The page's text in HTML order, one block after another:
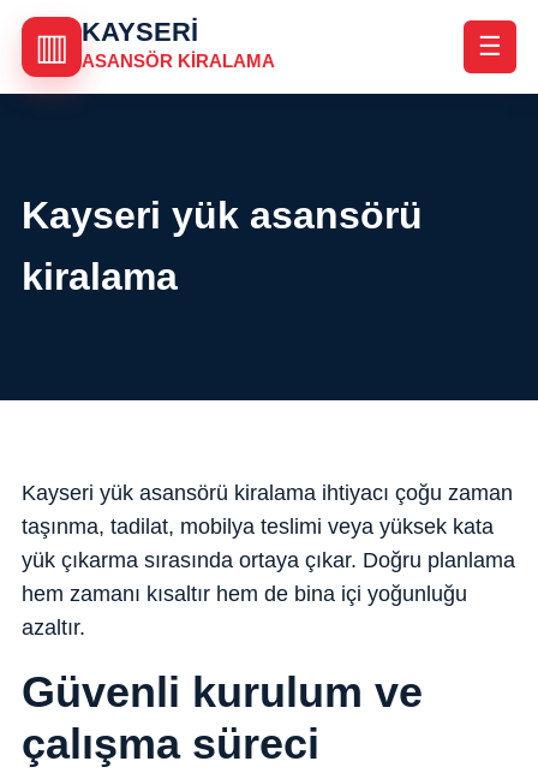
▥ KAYSERI
ASANSÖR KIRALAMA ☰
Kayseri yük asansörü
kiralama
Kayseri yük asansörü kiralama ihtiyacı çoğu zaman
taşınma, tadilat, mobilya teslimi veya yüksek kata
yük çıkarma sırasında ortaya çıkar. Doğru planlama
hem zamanı kısaltır hem de bina içi yoğunluğu
azaltır.
Güvenli kurulum ve
çalışma süreci